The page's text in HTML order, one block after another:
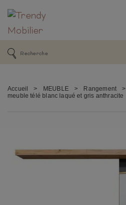
Accueil > MEUBLE > Rangement >
meuble télé blanc laqué et gris anthracite